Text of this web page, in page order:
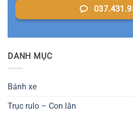
DANH MỤC
Bánh xe
Trục rulo – Con lăn